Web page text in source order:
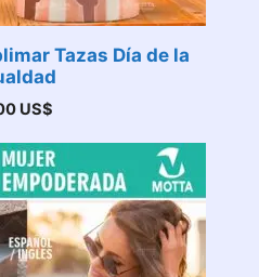
Tazas Día de la
US$